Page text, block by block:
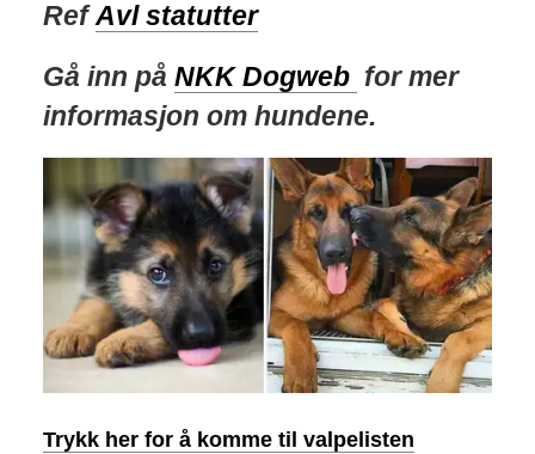
RefAvl statutter
Gå inn på NKK Dogweb for mer
informasjon om hundene.
Trykk her for å komme til valpelisten